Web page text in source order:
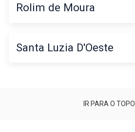
Rolim de Moura
Santa Luzia D'Oeste
IR PARA O TOPO